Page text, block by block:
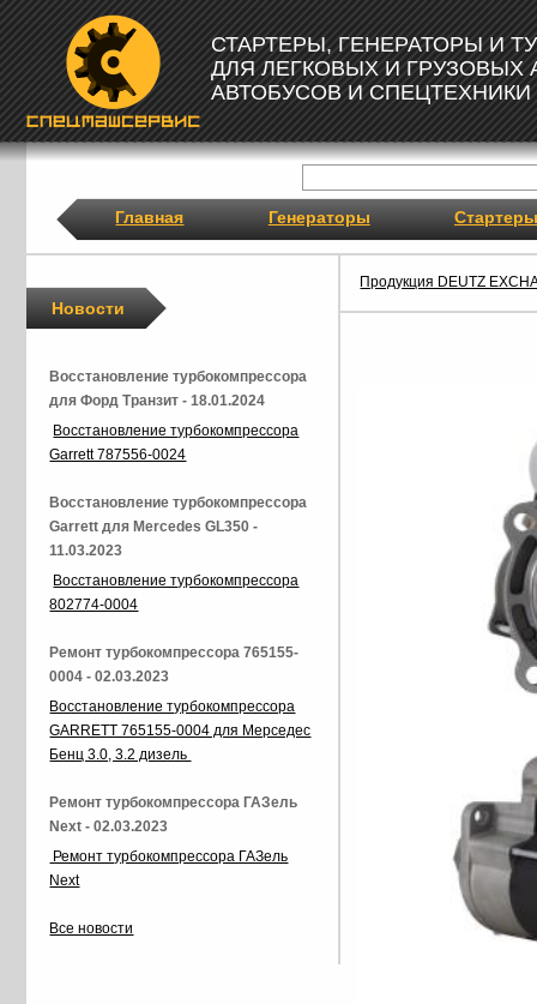
СТАРТЕРЫ, ГЕНЕРАТОРЫ И
ДЛЯ ЛЕГКОВЫХ И ГРУЗОВЫХ
АВТОБУСОВ И СПЕЦТЕХНИКИ
Главная Генераторы Стартеры
Продукция DEUTZ
Новости
Восстановление турбокомпрессора
для Форд Транзит - 18.01.2024
Восстановление турбокомпрессора
Garrett 787556-0024
Восстановление турбокомпрессора
Garrett для Mercedes GL350 -
11.03.2023
Восстановление турбокомпрессора
802774-0004
Ремонт турбокомпрессора 765155-
0004 - 02.03.2023
Восстановление турбокомпрессора
GARRETT 765155-0004 для Мерседес
Бенц 3.0, 3.2 дизель
Ремонт турбокомпрессора ГАЗель
Next - 02.03.2023
Ремонт турбокомпрессора ГАЗель
Next
Все новости